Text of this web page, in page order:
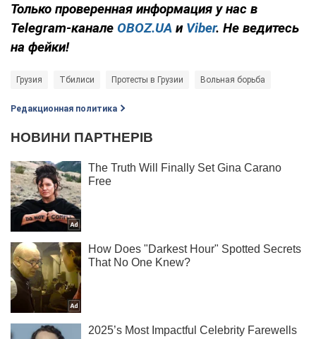
Только проверенная информация у нас в
Telegram-канале OBOZ.UA и Viber. Не ведитесь
на фейки!
Грузия Тбилиси Протесты в Грузии Вольная борьба
Редакционная политика